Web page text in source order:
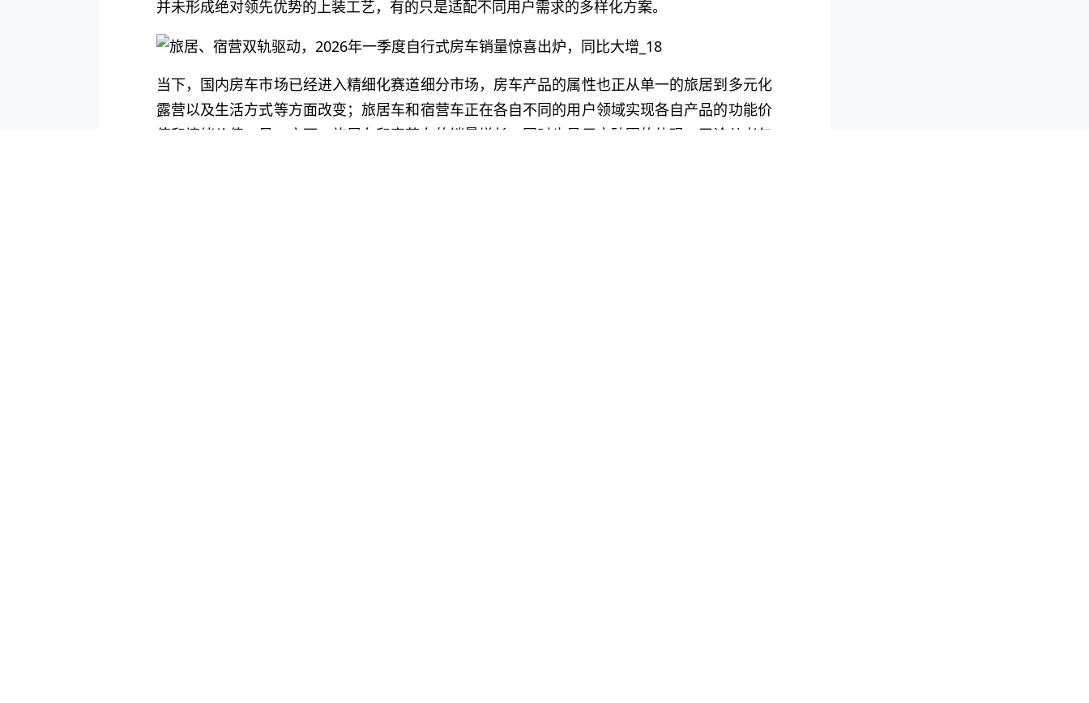
并未形成绝对领先优势的上装工艺，有的只是适配不同用户需求的多样化方案。
当下，国内房车市场已经进入精细化赛道细分市场，房车产品的属性也正从单一的旅居到多元化
露营以及生活方式等方面改变；旅居车和宿营车正在各自不同的用户领域实现各自产品的功能价
值和情绪价值。另一方面，旅居车和宿营车的销量增长，同时也是用户破圈的体现，无论从老年